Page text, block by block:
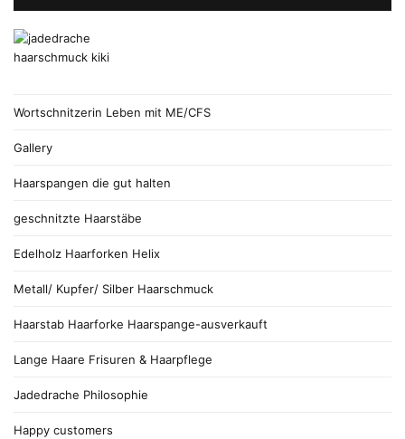
Wortschnitzerin Leben mit ME/CFS
Gallery
Haarspangen die gut halten
geschnitzte Haarstäbe
Edelholz Haarforken Helix
Metall/ Kupfer/ Silber Haarschmuck
Haarstab Haarforke Haarspange-ausverkauft
Lange Haare Frisuren & Haarpflege
Jadedrache Philosophie
Happy customers